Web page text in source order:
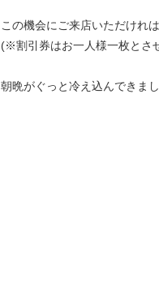
この機会にご来店いただけれ
(※割引券はお一人様一枚とさ
朝晩がぐっと冷え込んできま